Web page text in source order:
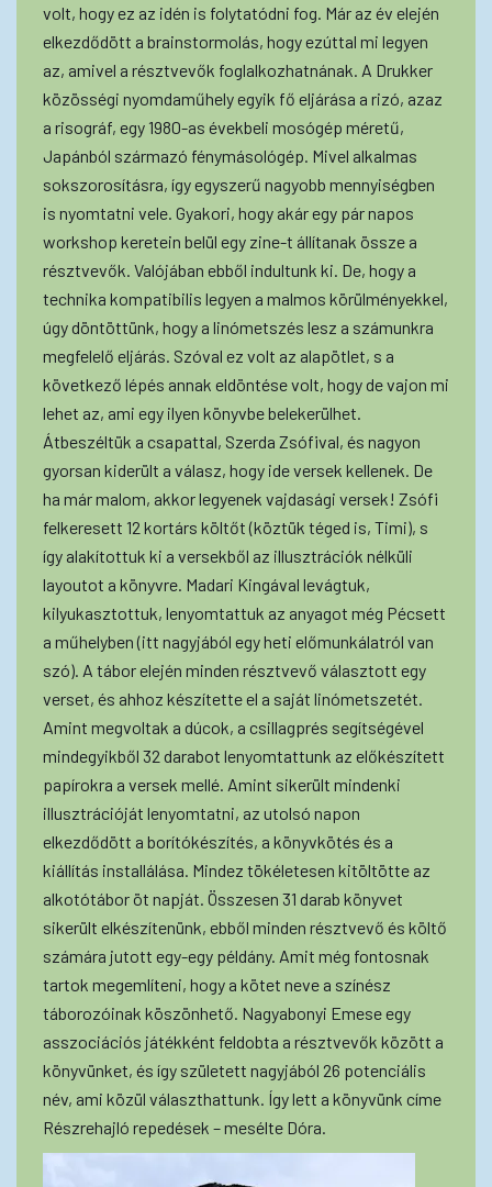
volt, hogy ez az idén is folytatódni fog. Már az év elején
elkezdődött a brainstormolás, hogy ezúttal mi legyen
az, amivel a résztvevők foglalkozhatnának. A Drukker
közösségi nyomdaműhely egyik fő eljárása a rizó, azaz
a risográf, egy 1980-as évekbeli mosógép méretű,
Japánból származó fénymásológép. Mivel alkalmas
sokszorosításra, így egyszerű nagyobb mennyiségben
is nyomtatni vele. Gyakori, hogy akár egy pár napos
workshop keretein belül egy zine-t állítanak össze a
résztvevők. Valójában ebből indultunk ki. De, hogy a
technika kompatibilis legyen a malmos körülményekkel,
úgy döntöttünk, hogy a linómetszés lesz a számunkra
megfelelő eljárás. Szóval ez volt az alapötlet, s a
következő lépés annak eldöntése volt, hogy de vajon mi
lehet az, ami egy ilyen könyvbe belekerülhet.
Átbeszéltük a csapattal, Szerda Zsófival, és nagyon
gyorsan kiderült a válasz, hogy ide versek kellenek. De
ha már malom, akkor legyenek vajdasági versek! Zsófi
felkeresett 12 kortárs költőt (köztük téged is, Timi), s
így alakítottuk ki a versekből az illusztrációk nélküli
layoutot a könyvre. Madari Kingával levágtuk,
kilyukasztottuk, lenyomtattuk az anyagot még Pécsett
a műhelyben (itt nagyjából egy heti előmunkálatról van
szó). A tábor elején minden résztvevő választott egy
verset, és ahhoz készítette el a saját linómetszetét.
Amint megvoltak a dúcok, a csillagprés segítségével
mindegyikből 32 darabot lenyomtattunk az előkészített
papírokra a versek mellé. Amint sikerült mindenki
illusztrációját lenyomtatni, az utolsó napon
elkezdődött a borítókészítés, a könyvkötés és a
kiállítás installálása. Mindez tökéletesen kitöltötte az
alkotótábor öt napját. Összesen 31 darab könyvet
sikerült elkészítenünk, ebből minden résztvevő és költő
számára jutott egy-egy példány. Amit még fontosnak
tartok megemlíteni, hogy a kötet neve a színész
táborozóinak köszönhető. Nagyabonyi Emese egy
asszociációs játékként feldobta a résztvevők között a
könyvünket, és így született nagyjából 26 potenciális
név, ami közül választhattunk. Így lett a könyvünk címe
Részrehajló repedések – mesélte Dóra.